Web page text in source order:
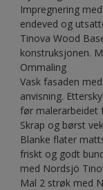
Impregnering
endeved og
Tinova Wood
konstruksjonen.
Ommaling
Vask fasaden
anvisning.
før malerarbeidet
Skrap og børst
Blanke flater
friskt og godt
med Nordsjö
Mal 2 strøk med